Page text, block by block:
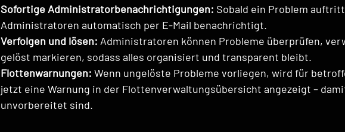
Sofortige Administratorbenachrichtigungen: Sobald ein Problem
Administratoren automatisch per E-Mail benachrichtigt.
Verfolgen und lösen: Administratoren können Probleme überprüfen,
gelöst markieren, sodass alles organisiert und transparent bleibt.
Flottenwarnungen: Wenn ungelöste Probleme vorliegen, wird für
jetzt eine Warnung in der Flottenverwaltungsübersicht angezeigt –
unvorbereitet sind.